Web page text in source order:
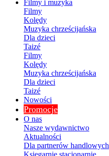
Filmy i muzyka
Filmy
Kolędy
Muzyka chrześcijańska
Dla dzieci
Taizé
Filmy
Kolędy
Muzyka chrześcijańska
Dla dzieci
Taizé
Nowości
Promocje
O nas
Nasze wydawnictwo
Aktualności
Dla partnerów handlowych
Księgarnie stacjonarnie